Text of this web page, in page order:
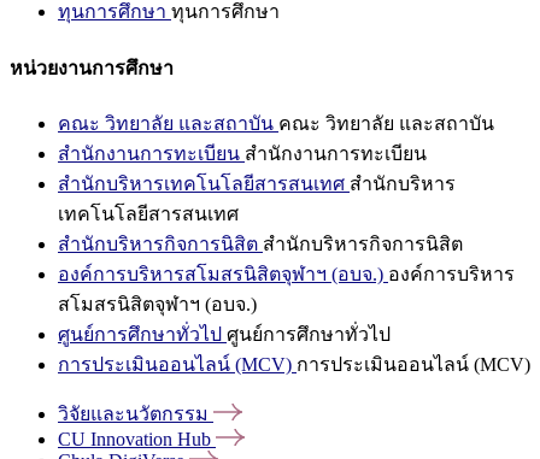
ทุนการศึกษา ทุนการศึกษา
หน่วยงานการศึกษา
คณะ วิทยาลัย และสถาบัน คณะ วิทยาลัย และสถาบัน
สำนักงานการทะเบียน สำนักงานการทะเบียน
สำนักบริหารเทคโนโลยีสารสนเทศ สำนักบริหาร
เทคโนโลยีสารสนเทศ
สำนักบริหารกิจการนิสิต สำนักบริหารกิจการนิสิต
องค์การบริหารสโมสรนิสิตจุฬาฯ (อบจ.) องค์การบริหาร
สโมสรนิสิตจุฬาฯ (อบจ.)
ศูนย์การศึกษาทั่วไป ศูนย์การศึกษาทั่วไป
การประเมินออนไลน์ (MCV) การประเมินออนไลน์ (MCV)
วิจัยและนวัตกรรม
CU Innovation Hub